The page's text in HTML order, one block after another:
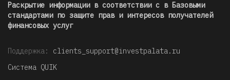
Раскрытие информации в соответствии с в Базовыми
стандартами по защите прав и интересов получателей
финансовых услуг
Поддержка: clients_support@investpalata.ru
Система QUIK